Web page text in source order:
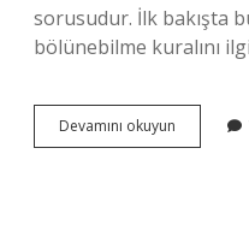
sorusudur. İlk bakışta
bölünebilme kuralını
Devamını okuyun
ile